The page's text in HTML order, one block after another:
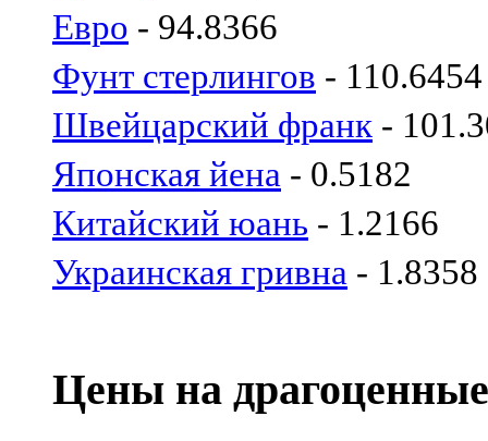
Евро - 94.8366
Фунт стерлингов - 110.6454
Швейцарский франк -
Японская йена - 0.5182
Китайский юань - 1.2166
Украинская гривна - 1.8358
Цены на